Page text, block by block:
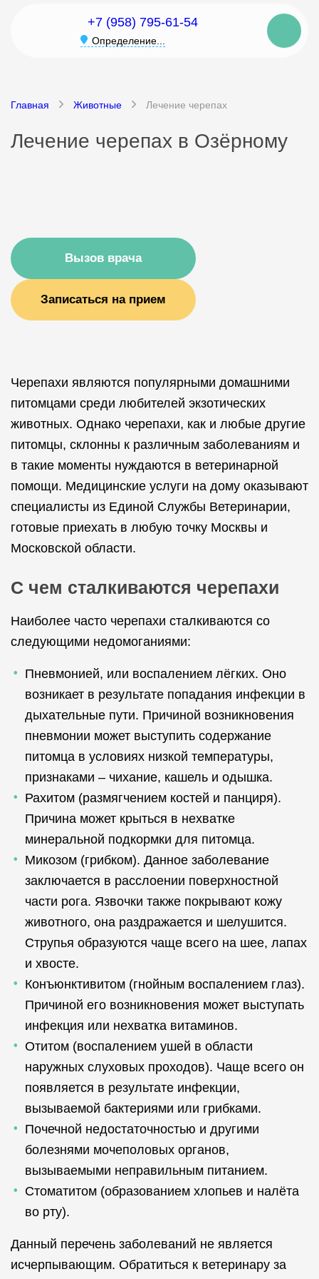
+7 (958) 795-61-54
Определение...
Главная Животные Лечение черепах
Лечение черепах в Озёрному
Вызов врача
Записаться на прием
Черепахи являются популярными домашними
питомцами среди любителей экзотических
животных. Однако черепахи, как и любые другие
питомцы, склонны к различным заболеваниям и
в такие моменты нуждаются в ветеринарной
помощи. Медицинские услуги на дому оказывают
специалисты из Единой Службы Ветеринарии,
готовые приехать в любую точку Москвы и
Московской области.
С чем сталкиваются черепахи
Наиболее часто черепахи сталкиваются со
следующими недомоганиями:
Пневмонией, или воспалением лёгких. Оно
возникает в результате попадания инфекции в
дыхательные пути. Причиной возникновения
пневмонии может выступить содержание
питомца в условиях низкой температуры,
признаками – чихание, кашель и одышка.
Рахитом (размягчением костей и панциря).
Причина может крыться в нехватке
минеральной подкормки для питомца.
Микозом (грибком). Данное заболевание
заключается в расслоении поверхностной
части рога. Язвочки также покрывают кожу
животного, она раздражается и шелушится.
Струпья образуются чаще всего на шее, лапах
и хвосте.
Конъюнктивитом (гнойным воспалением глаз).
Причиной его возникновения может выступать
инфекция или нехватка витаминов.
Отитом (воспалением ушей в области
наружных слуховых проходов). Чаще всего он
появляется в результате инфекции,
вызываемой бактериями или грибками.
Почечной недостаточностью и другими
болезнями мочеполовых органов,
вызываемыми неправильным питанием.
Стоматитом (образованием хлопьев и налёта
во рту).
Данный перечень заболеваний не является
исчерпывающим. Обратиться к ветеринару за